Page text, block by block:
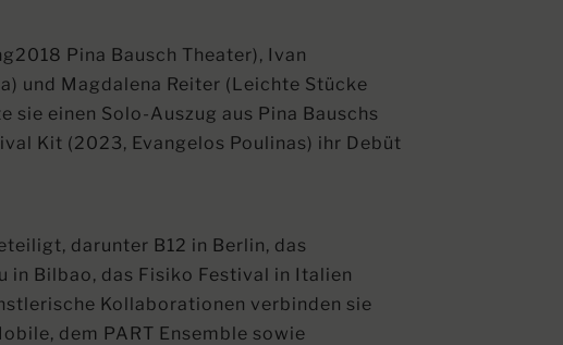
Pina Bausch Theater), Ivan
und Magdalena Reiter (Leichte Stücke
sie einen Solo-Auszug aus Pina Bauschs
Kit (2023, Evangelos Poulinas) ihr Debüt
darunter B12 in Berlin, das
in Bilbao, das Fisiko Festival in Italien
Kollaborationen verbinden sie
dem PART Ensemble sowie